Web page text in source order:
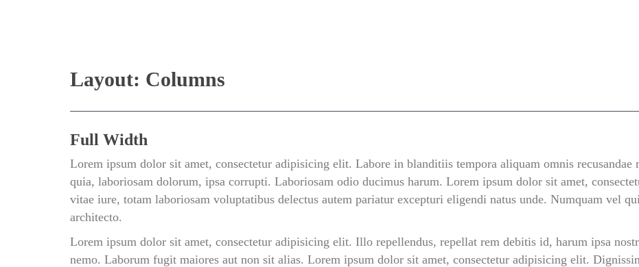
Layout: Column
Full Width
Lorem ipsum dolor sit amet, consectetur adipisicing elit. Labore in blanditiis tempora aliquam omnis
quia, laboriosam dolorum, ipsa corrupti. Laboriosam odio ducimus harum. Lorem ipsum dolor sit amet,
vitae iure, totam laboriosam voluptatibus delectus autem pariatur excepturi eligendi natus unde. Numquam vel
architecto.
Lorem ipsum dolor sit amet, consectetur adipisicing elit. Illo repellendus, repellat rem debitis id, harum ipsa
nemo. Laborum fugit maiores aut non sit alias. Lorem ipsum dolor sit amet, consectetur adipisicing elit.